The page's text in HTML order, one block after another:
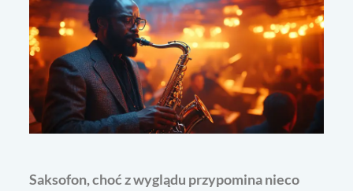
Saksofon, choć z wyglądu przypomina nieco